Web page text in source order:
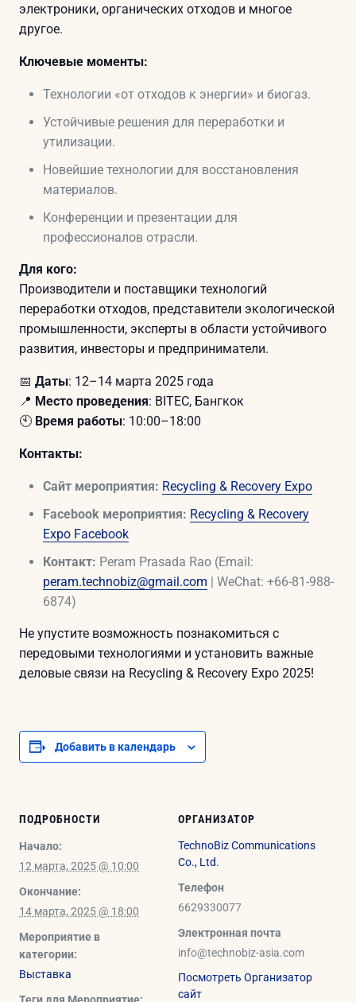
электроники, органических отходов и многое
другое.
Ключевые моменты:
Технологии «от отходов к энергии» и биогаз.
Устойчивые решения для переработки и
утилизации.
Новейшие технологии для восстановления
материалов.
Конференции и презентации для
профессионалов отрасли.
Для кого:
Производители и поставщики технологий
переработки отходов, представители экологической
промышленности, эксперты в области устойчивого
развития, инвесторы и предприниматели.
📅Даты: 12–14 марта 2025 года
📍 Место проведения: BITEC, Бангкок
🕙 Время работы: 10:00–18:00
Контакты:
Сайт мероприятия: Recycling & Recovery Expo
Facebook мероприятия: Recycling & Recovery
Expo Facebook
Контакт: Peram Prasada Rao (Email:
peram.technobiz@gmail.com | WeChat: +66-81-988-
6874)
Не упустите возможность познакомиться с
передовыми технологиями и установить важные
деловые связи на Recycling & Recovery Expo 2025!
Добавить в календарь
ПОДРОБНОСТИ
Начало:
12 марта, 2025 @ 10:00
Окончание:
14 марта, 2025 @ 18:00
Мероприятие в
категории:
Выставка
ОРГАНИЗАТОР
TechnoBiz Communications
Co., Ltd.
Телефон
6629330077
Электронная почта
info@technobiz-asia.com
Посмотреть Организатор
сайт